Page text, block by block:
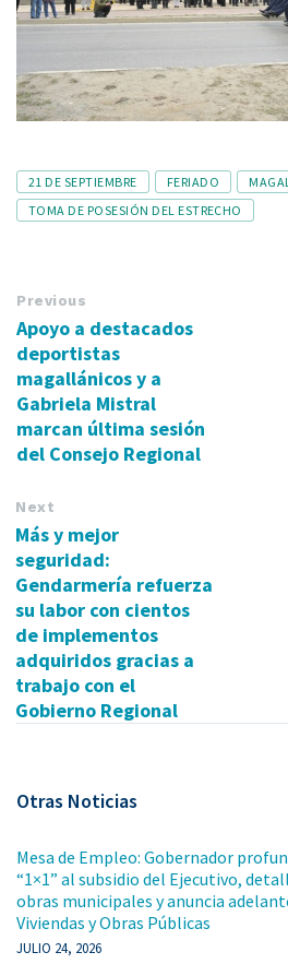
Tags
21 DE SEPTIEMBRE FERIADO
TOMA DE POSESIÓN DEL ESTRECHO
Previous
Apoyo a destacados
deportistas
magallánicos y a
Gabriela Mistral
marcan última sesión
del Consejo Regional
Next
Más y mejor
seguridad:
Gendarmería refuerza
su labor con cientos
de implementos
adquiridos gracias a
trabajo con el
Gobierno Regional
Otras Noticias
Mesa de Empleo: Gobernador
“1×1” al subsidio del Ejecutivo,
obras municipales y anuncia
Viviendas y Obras Públicas
JULIO 24, 2026